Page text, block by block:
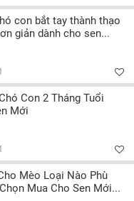
con bắt tay thành thạo
giản dành cho sen...
Con 2 Tháng Tuổi
Mới
Mèo Loại Nào Phù
Mua Cho Sen Mới...